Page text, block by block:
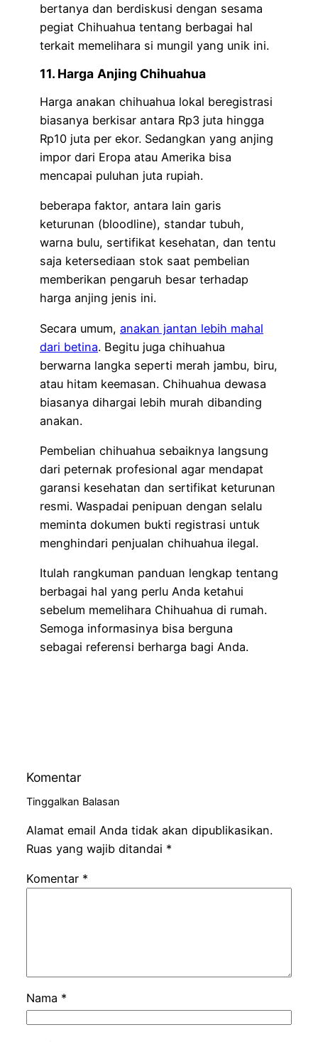
bertanya dan berdiskusi dengan sesama
pegiat Chihuahua tentang berbagai hal
terkait memelihara si mungil yang unik ini.
11. Harga Anjing Chihuahua
Harga anakan chihuahua lokal beregistrasi
biasanya berkisar antara Rp3 juta hingga
Rp10 juta per ekor. Sedangkan yang anjing
impor dari Eropa atau Amerika bisa
mencapai puluhan juta rupiah.
beberapa faktor, antara lain garis
keturunan (bloodline), standar tubuh,
warna bulu, sertifikat kesehatan, dan tentu
saja ketersediaan stok saat pembelian
memberikan pengaruh besar terhadap
harga anjing jenis ini.
Secara umum, anakan jantan lebih mahal
dari betina. Begitu juga chihuahua
berwarna langka seperti merah jambu, biru,
atau hitam keemasan. Chihuahua dewasa
biasanya dihargai lebih murah dibanding
anakan.
Pembelian chihuahua sebaiknya langsung
dari peternak profesional agar mendapat
garansi kesehatan dan sertifikat keturunan
resmi. Waspadai penipuan dengan selalu
meminta dokumen bukti registrasi untuk
menghindari penjualan chihuahua ilegal.
Itulah rangkuman panduan lengkap tentang
berbagai hal yang perlu Anda ketahui
sebelum memelihara Chihuahua di rumah.
Semoga informasinya bisa berguna
sebagai referensi berharga bagi Anda.
Komentar
Tinggalkan Balasan
Alamat email Anda tidak akan dipublikasikan.
Ruas yang wajib ditandai *
Komentar *
Nama *